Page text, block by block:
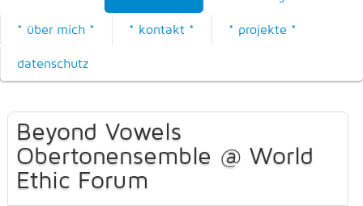
* über mich * * kontakt * * projekte *
datenschutz
Beyond Vowels
Obertonensemble @ World
Ethic Forum